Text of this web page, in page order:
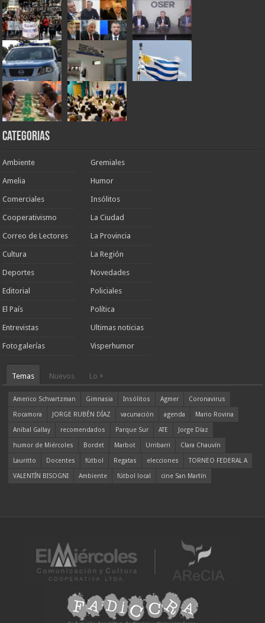
Categorias
Ambiente
Amelia
Comerciales
Cooperativismo
Correo de Lectores
Cultura
Deportes
Editorial
El País
Entrevistas
Fotogalerías
Gremiales
Humor
Insólitos
La Ciudad
La Provincia
La Región
Novedades
Policiales
Política
Ultimas noticias
Visperhumor
Temas Nuevos Lo +
Americo Schvartzman Gimnasia Insólitos Agmer
Coronavirus
Rocamora
JORGE RUBÉN DÍAZ vacunación agenda
Mario Rovina
Aníbal Gallay
recomendados Parque Sur ATE
Jorge Díaz
humor de Miércoles
Bordet Marbot Urribarri
Clara Chauvín
Lauritto
Docentes fútbol Regatas elecciones
TORNEO FEDERAL A
VALENTÍN BISOGNI
Ambiente fútbol local cine San Martín